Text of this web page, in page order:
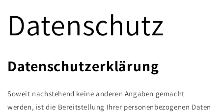
Datenschutz
Datenschutzerklärung
Soweit nachstehend keine anderen Angaben gemacht
werden, ist die Bereitstellung Ihrer personenbezogenen Daten